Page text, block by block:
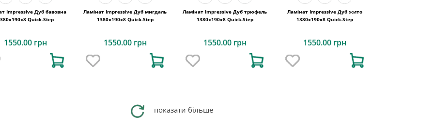
Impressive Дуб бавовна
Quick-Step
1550.00 грн
Ламінат Impressive Дуб мигдаль
1380х190x8 Quick-Step
1550.00 грн
Ламінат Impressive Дуб трюфель
1380х190x8 Quick-Step
1550.00 грн
Ламінат Impressive Дуб жито
1380х190x8 Quick-Step
1550.00 грн
показати більше